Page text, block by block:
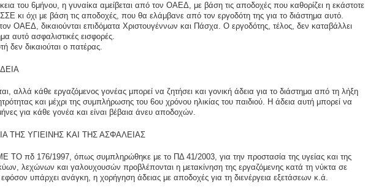
του 6μήνου, η γυναίκα αμείβεται από τον ΟΑΕΔ, με βάση τις αποδοχές που καθορίζει η εκάστοτε
κι όχι με βάση τις αποδοχές, που θα ελάμβανε από τον εργοδότη της για το διάστημα αυτό.
ΟΑΕΔ, δικαιούνται επιδόματα Χριστουγέννων και Πάσχα. Ο εργοδότης, τέλος, δεν καταβάλλει
αυτό ασφαλιστικές εισφορές.
δεν δικαιούται ο πατέρας.
αλλά κάθε εργαζόμενος γονέας μπορεί να ζητήσει και γονική άδεια για το διάστημα από τη λήξη
και μέχρι της συμπλήρωσης του 6ου χρόνου ηλικίας του παιδιού. Η άδεια αυτή μπορεί να
για κάθε γονέα και είναι βέβαια άνευ αποδοχών.
ΤΗΣ ΥΓΙΕΙΝΗΣ ΚΑΙ ΤΗΣ ΑΣΦΑΛΕΙΑΣ
πδ 176/1997, όπως συμπληρώθηκε με το ΠΔ 41/2003, για την προστασία της υγείας και της
λεχώνων και γαλουχουσών προβλέπονται η μετακίνηση της εργαζόμενης κατά τη νύκτα σε
υπάρχει ανάγκη, η χορήγηση άδειας με αποδοχές για τη διενέργεια εξετάσεων κ.ά.